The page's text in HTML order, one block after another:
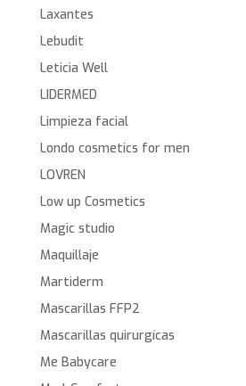
Laxantes
Lebudit
Leticia Well
LIDERMED
Limpieza facial
Londo cosmetics for men
LOVREN
Low up Cosmetics
Magic studio
Maquillaje
Martiderm
Mascarillas FFP2
Mascarillas quirurgícas
Me Babycare